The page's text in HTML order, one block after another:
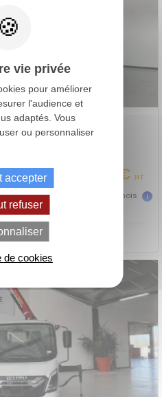
ALU 4M50
38 990 € HT
dès TTC/mois
vie privée
pour améliorer
l'audience et
adaptés. Vous
ou personnaliser
accepter
refuser
de cookies